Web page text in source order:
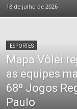
18 de julho de 2026
ESPORTES
Mapa Vôlei
as equipes
68º Jogos
Paulo